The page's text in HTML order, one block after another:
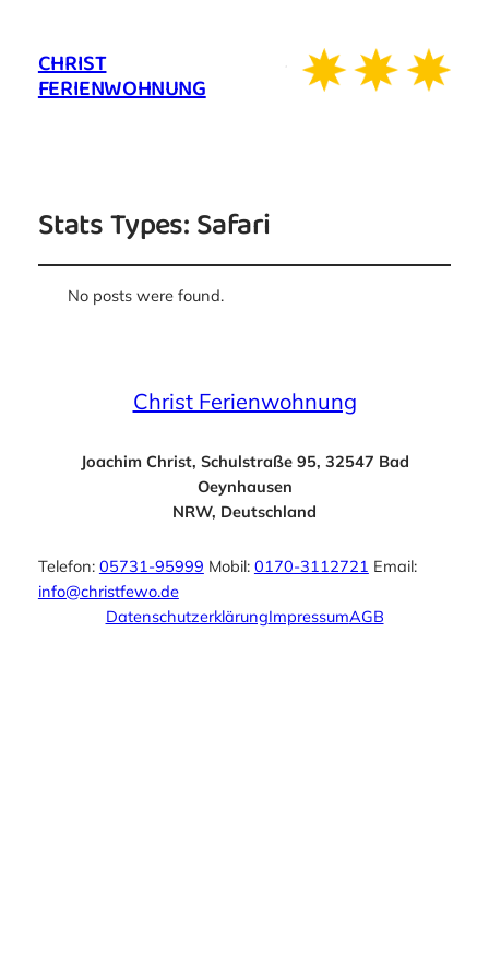
CHRIST
FERIENWOHNUNG
Stats Types:Safari
No posts were found.
Christ Ferienwohnung
Joachim Christ, Schulstraße 95, 32547 Bad
Oeynhausen
NRW, Deutschland
Telefon: 05731-95999 Mobil: 0170-3112721 Email:
info@christfewo.de
DatenschutzerklärungImpressumAGB